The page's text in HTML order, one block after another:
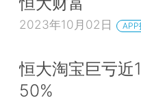
2023年10月02日 APP
恒大淘宝巨亏近
50%